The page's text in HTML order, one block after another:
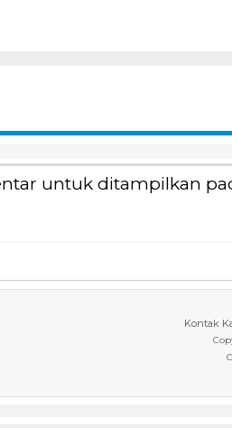
untuk ditampilkan
Kontak